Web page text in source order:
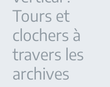
Tours et
clochers à
travers les
archives